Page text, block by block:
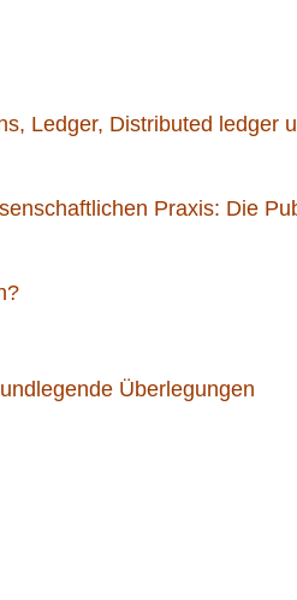
Ledger, Distributed ledger
Praxis: Die
Überlegungen